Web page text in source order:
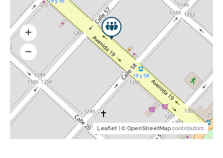
Leaflet | © OpenStreetMap contributors